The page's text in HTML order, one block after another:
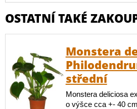
OSTATNÍ TAKÉ
Monstera
střední
Monstera deliciosa
o výšce cca +- 40